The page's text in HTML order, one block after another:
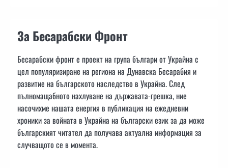
За Бесарабски Фронт
Бесарабски фронт е проект на група българи от Украйна с
цел популяризиране на региона на Дунавска Бесарабия и
развитие на българското наследство в Украйна. След
пълномащабното нахлуване на държавата-грешка, ние
насочихме нашата енергия в публикация на ежедневни
хроники за войната в Украйна на български език за да може
българският читател да получава актуална информация за
случващото се в момента.